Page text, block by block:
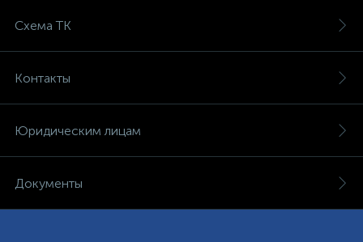
Схема ТК
Контакты
Юридическим лицам
Документы